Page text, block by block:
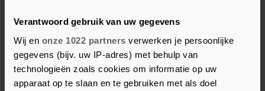
Verantwoord gebruik van uw gegevens
Wij en onze 1022 partners verwerken je persoonlijke
gegevens (bijv. uw IP-adres) met behulp van
technologieën zoals cookies om informatie op uw
apparaat op te slaan en te gebruiken met als doel